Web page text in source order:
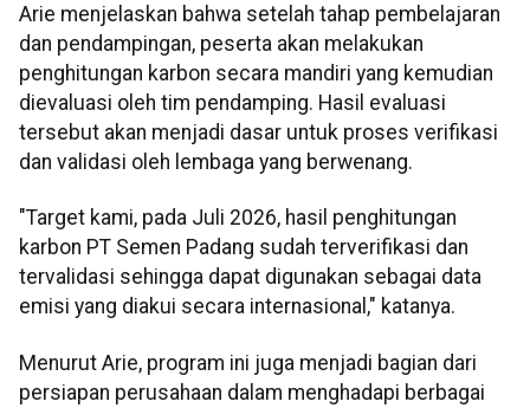
Arie menjelaskan bahwa setelah tahap pembelajaran
dan pendampingan, peserta akan melakukan
penghitungan karbon secara mandiri yang kemudian
dievaluasi oleh tim pendamping. Hasil evaluasi
tersebut akan menjadi dasar untuk proses verifikasi
dan validasi oleh lembaga yang berwenang.
"Target kami, pada Juli 2026, hasil penghitungan
karbon PT Semen Padang sudah terverifikasi dan
tervalidasi sehingga dapat digunakan sebagai data
emisi yang diakui secara internasional," katanya.
Menurut Arie, program ini juga menjadi bagian dari
persiapan perusahaan dalam menghadapi berbagai